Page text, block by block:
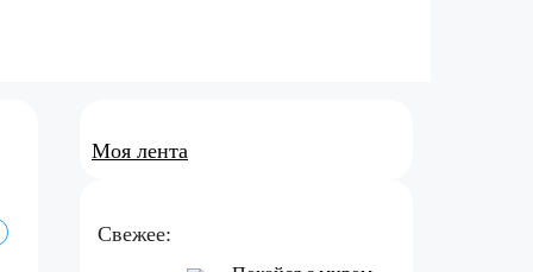
Моя лента
Свежее: